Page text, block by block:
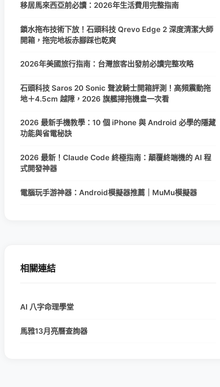
移居馬來西亞前必讀：2026年生活費用完整指南
鎖水拖布技術下放！石頭科技 Qrevo Edge 2 深度清潔大師
開箱，拖完地板赤腳踩也乾爽
2026年美國旅行指南：台灣旅客出發前必讀完整攻略
石頭科技 Saros 20 Sonic 聲波騎士開箱評測！高頻震動拖
地＋4.5cm 越障，2026 旗艦掃拖機皇一次看
2026 最新手機教學：10 個 iPhone 與 Android 必學的隱藏
功能與省電秘訣
2026 最新！Claude Code 終極指南：顛覆終端機的 AI 程
式開發神器
電腦玩手游神器：Android模擬器推薦｜MuMu模擬器
相關連結
AI 八字命理學堂
馬雅13月亮曆查詢器